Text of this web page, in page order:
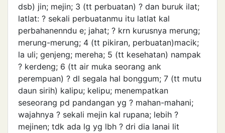
dsb) jin; mejin; 3 (tt perbuatan) ? dan buruk ilat;
latlat: ? sekali perbuatanmu itu latlat kal
perbahanenndu e; jahat; ? krn kurusnya merung;
merung-merung; 4 (tt pikiran, perbuatan)macik;
la uli; genjeng; mereha; 5 (tt kesehatan) nampak
? kerdeng; 6 (tt air muka seorang ank
perempuan) ? dl segala hal bonggum; 7 (tt mutu
daun sirih) kalipu; kelipu; menempatkan
seseorang pd pandangan yg ? mahan-mahani;
wajahnya ? sekali mejin kal rupana; lebih ?
mejinen; tdk ada lg yg lbh ? dri dia lanai lit